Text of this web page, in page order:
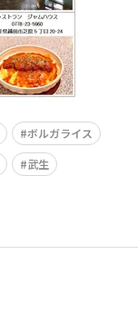
ボルガライス
武生